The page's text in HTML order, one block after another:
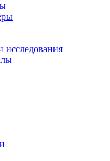
исследования